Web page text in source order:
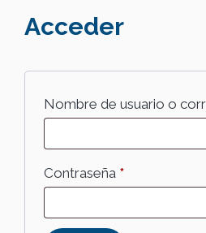
Acceder
Nombre de usuario o
Contraseña *Obligatorio